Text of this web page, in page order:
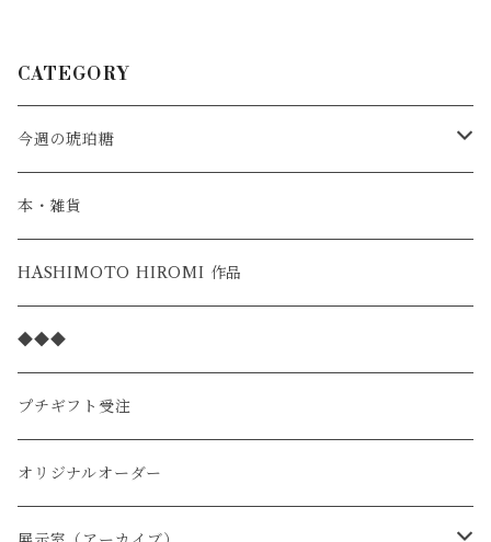
CATEGORY
今週の琥珀糖
スタンダード
季節の限定
本・雑貨
HASHIMOTO HIROMI 作品
◆◆◆
プチギフト受注
オリジナルオーダー